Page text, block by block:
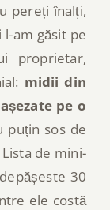
pereți înalți,
am găsit pe
proprietar,
midii din
pe o
puțin sos de
de mini-
30
ele costă